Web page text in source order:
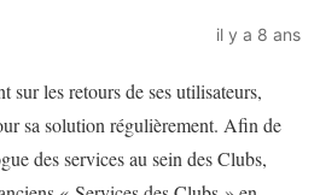
il y a 8 ans
sur les retours de ses utilisateurs,
sa solution régulièrement. Afin de
des services au sein des Clubs,